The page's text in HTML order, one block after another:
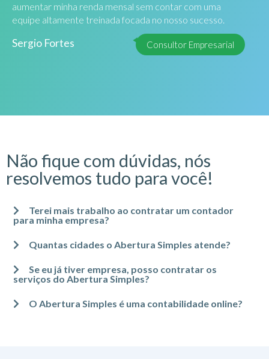
aumentar minha renda mensal sem contar com uma
equipe altamente treinada focada no nosso sucesso.
Sergio Fortes Consultor Empresarial
Não fique com dúvidas, nós
resolvemos tudo para você!
Terei mais trabalho ao contratar um contador
para minha empresa?
Quantas cidades o Abertura Simples atende?
Se eu já tiver empresa, posso contratar os
serviços do Abertura Simples?
O Abertura Simples é uma contabilidade online?